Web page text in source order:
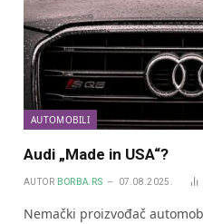
AUTOMOBILI
Audi „Made in USA“?
AUTOR BORBA.RS 07.08.2025.
Nemački proizvođač